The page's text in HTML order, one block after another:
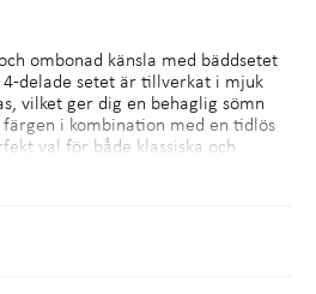
ombonad känsla med bäddsetet
4-delade setet är tillverkat i mjuk
vilket ger dig en behaglig sömn
i kombination med en tidlös
val för både klassiska och
är lätt att matcha med andra
med Jolie – där komfort möter